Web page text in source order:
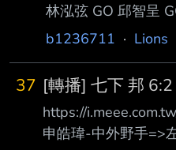
林泓弦 GO 邱智呈
b1236711 · Lions
37 [轉播] 七下 邦
https://
申皓瑋-中外野手=>